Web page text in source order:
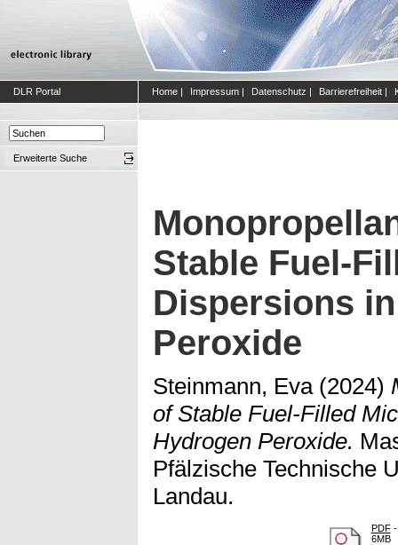
DLR Portal Home | Impressum | Datenschutz | Barrierefreiheit |
Erweiterte Suche
Stable Fuel-
Dispersions
Peroxide
Steinmann, Eva(2024)
of Stable Fuel-Filled
Hydrogen Peroxide.
Pfälzische Technische
Landau.
PDF-
6MB